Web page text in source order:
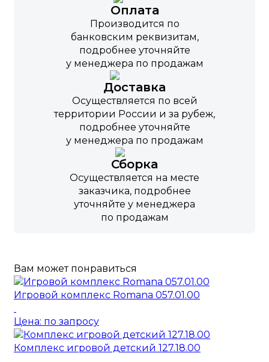
Оплата
Производится по
банковским реквизитам,
подробнее уточняйте
у менеджера по продажам
Доставка
Осуществляется по всей
территории России и за рубеж,
подробнее уточняйте
у менеджера по продажам
Сборка
Осуществляется на месте
заказчика, подробнее
уточняйте у менеджера
по продажам
Вам может понравиться
Игровой комплекс Romana 057.01.00
Цена: по запросу
Комплекс игровой детский 127.18.00